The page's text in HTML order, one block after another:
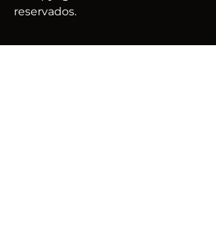
reservados.